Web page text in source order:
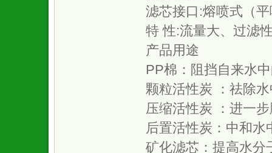
滤芯接口:熔喷式（
特 性:流量大、过滤
产品用途
PP棉：阻挡自来水
颗粒活性炭 ：祛除
压缩活性炭 ：进一
后置活性炭：中和
矿化滤芯：提高水分